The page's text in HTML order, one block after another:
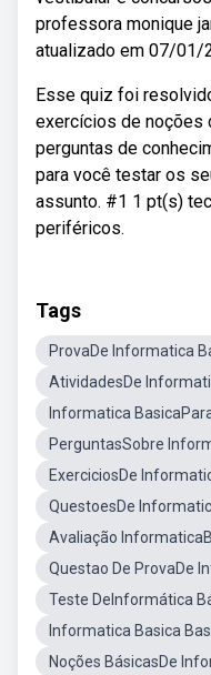
professora monique
atualizado em 07/01/
Esse quiz foi
exercícios de noções
perguntas de
para você testar os
assunto. #1 1 pt(s)
periféricos.
Tags
ProvaDe Informatica
AtividadesDe
Informatica
PerguntasSobre
ExerciciosDe
QuestoesDe
Avaliação
Questao De ProvaDe
Teste DeInformática
Informatica Basica
Noções BásicasDe